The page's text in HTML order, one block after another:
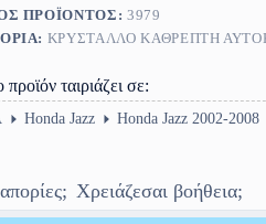
ΠΡΟΪΌΝΤΟΣ: 3979
ΚΡΎΣΤΑΛΛΟ ΚΑΘΡΈΠΤΗ
ταιριάζει σε:
Honda Jazz Honda Jazz 2002-2008
Χρειάζεσαι βοήθεια;